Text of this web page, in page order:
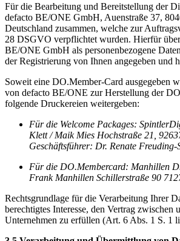
Für die Bearbeitung und Bereitstellung der
defacto BE/ONE GmbH, Auenstraße 37,
Deutschland zusammen, welche zur
28 DSGVO verpflichtet wurden. Hierfür
BE/ONE GmbH als personenbezogene
der Registrierung von Ihnen angegeben und
Soweit eine DO.Member-Card ausgegeben
von defacto BE/ONE zur Herstellung der
folgende Druckereien weitergeben:
Für die Welcome Packages:
Klett / Maik Mies Hochstraße 21,
Geschäftsführer: Dr. Renate Freuding-
Für die DO.Membercard: Manhillen
Frank Manhillen Schillerstraße 90
Rechtsgrundlage für die Verarbeitung Ihrer
berechtigtes Interesse, den Vertrag zwischen
Unternehmen zu erfüllen (Art. 6 Abs. 1 S. 1